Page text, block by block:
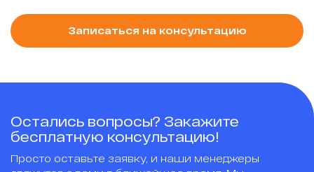
Записаться на консультацию
Остались вопросы? Закажите
бесплатную консультацию!
Просто оставьте заявку, и наши менеджеры